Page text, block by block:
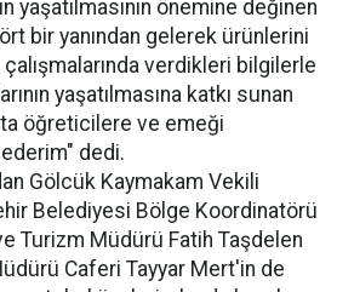
yaşatılmasının önemine değinen
bir yanından gelerek ürünlerini
verdikleri bilgilerle
yaşatılmasına katkı sunan
öğreticilere ve emeği
dedi.
Gölcük Kaymakam Vekili
Belediyesi Bölge Koordinatörü
Turizm Müdürü Fatih Taşdelen
Caferi Tayyar Mert'in de